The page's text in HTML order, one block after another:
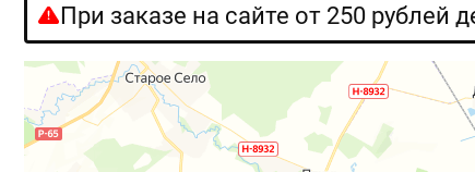
При заказе на сайте от 250 рублей